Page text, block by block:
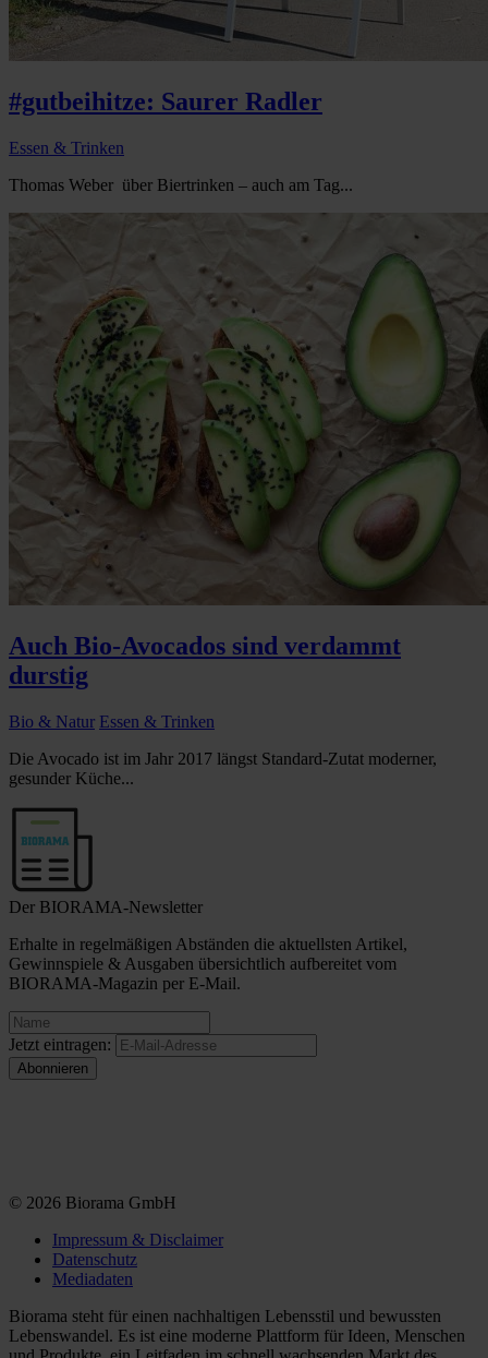
#gutbeihitze: Saurer Radler
Essen & Trinken
Thomas Weber über Biertrinken – auch am Tag...
Auch Bio-Avocados sind verdammt
durstig
Bio & Natur Essen & Trinken
Die Avocado ist im Jahr 2017 längst Standard-Zutat moderner,
gesunder Küche...
Der BIORAMA-Newsletter
Erhalte in regelmäßigen Abständen die aktuellsten Artikel,
Gewinnspiele & Ausgaben übersichtlich aufbereitet vom
BIORAMA-Magazin per E-Mail.
Jetzt eintragen:
© 2026 Biorama GmbH
Impressum & Disclaimer
Datenschutz
Mediadaten
Biorama steht für einen nachhaltigen Lebensstil und bewussten
Lebenswandel. Es ist eine moderne Plattform für Ideen, Menschen